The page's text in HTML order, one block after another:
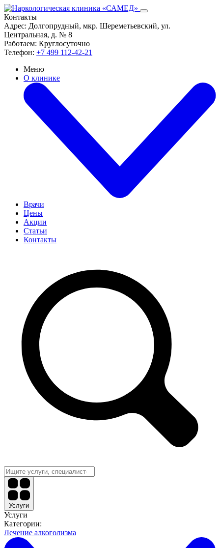
Контакты
Адрес: Долгопрудный, мкр. Шереметьевский, ул.
Центральная, д. № 8
Работаем: Круглосуточно
Телефон: +7 499 112-42-21
Меню
О клинике
Врачи
Цены
Акции
Статьи
Контакты
Услуги
Услуги
Категории:
Лечение алкоголизма